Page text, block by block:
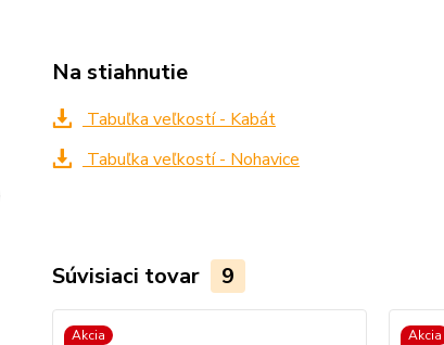
Na stiahnutie
Tabuľka veľkostí - Kabát
Tabuľka veľkostí - Nohavice
Súvisiaci tovar 9
Akcia Akcia